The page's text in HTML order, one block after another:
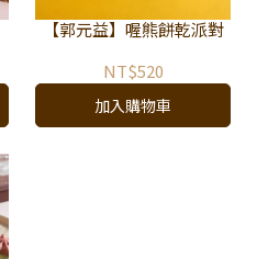
【郭元益】喔熊餅乾派對
NT$520
加入購物車